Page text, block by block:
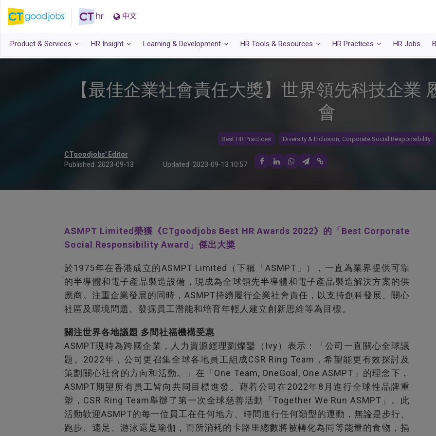
中文
Product & Services HR Insight Learning & Development HR Tools & Resources HR Practices HR Jobs
【最佳企業社會責任大獎】世界領先科技企業
會
Best HR Practices Diversity & Inclusion, Corporate Social Responsibility
CTgoodjobs' Editor
Published: 2023-09-13 Updated: 2023-09-13 10:57
ASMPT Limited榮獲《CTgoodjobs Best HR Awards 2022》的「Best Corporate
Social Responsibility Award」傑出大獎
於1975年在香港成立的ASMPT Limited（下稱「ASMPT」），一直為業界提供可靠
的半導體和電子產品製造設備，現成為全球領先半導體和電子產品製造解決方案的供
應商。注重企業發展的同時，ASMPT持續履行企業社會責任，以支持創科發展、關心
社區及環境問題、發掘員工潛能和培育年輕人建立創新思維等為目標。
關注世界各地議題 多間社福機構受惠
ASMPT現時為跨國企業，人力資源經理劉燦鑾（Ivy）表示：「公司一直關心全球議
題。2022年，公司更召集全球各地員工組成CSR Ring Team，希望能更有效探討及
策劃關心社會的方向和活動。」在「One Team, OneGoal, One ASMPT」的理念下，
ASMPT期望所有員工皆向共同目標進發。藉着公司在2022年8月進行全球性品牌重
塑，CSR Ring Team舉辦了第一次全球慈善活動「Together We Run ASMPT」。此
活動歡迎ASMPT的每一位員工在任何地方、時間進行任何類型的運動，無論是步行、
跑步、遠足、游泳還是瑜伽，而所消耗的卡路里總數將被轉化為同等能量的食物，捐